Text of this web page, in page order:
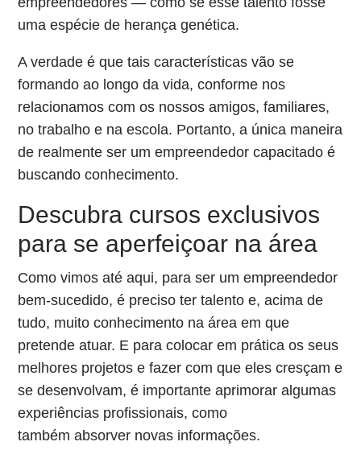
uma espécie de herança genética.
A verdade é que tais características vão se
formando ao longo da vida, conforme nos
relacionamos com os nossos amigos, familiares,
no trabalho e na escola. Portanto, a única maneira
de realmente ser um empreendedor capacitado é
buscando conhecimento.
Descubra cursos exclusivos
para se aperfeiçoar na área
Como vimos até aqui, para ser um empreendedor
bem-sucedido, é preciso ter talento e, acima de
tudo, muito conhecimento na área em que
pretende atuar. E para colocar em prática os seus
melhores projetos e fazer com que eles cresçam e
se desenvolvam, é importante aprimorar algumas
experiências profissionais, como
também absorver novas informações.